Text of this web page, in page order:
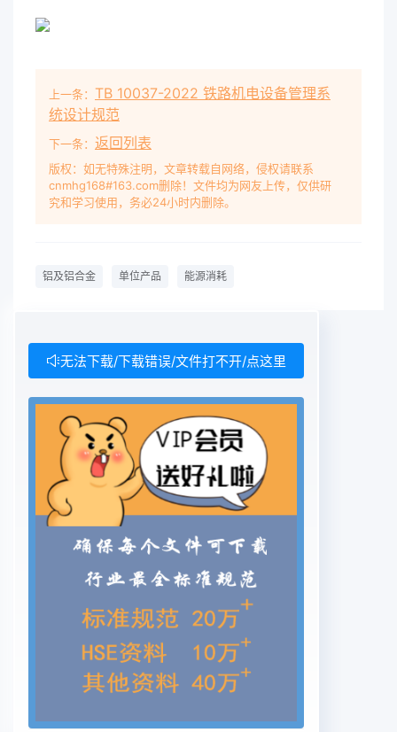
31339-2014 相比除结构调整和编辑性改动外主要技
章); 60增加了产品分类(见第 4 章); c重改了产品分
类及能耗限额等级指标值(见第 5 章GB 21351-2014
的第4 章、GB 253262010 的第 4 章、GB 26756-
2011 的第 4 章和 GB 31339-2014 的第 4 章);删除
了节能管理与措施(见GB 21351-2014 的第 6 章、
GB 25326-2010 的第 6竞dGB 26756-2011 的第 6
适用的产品及产品标准编号(见第 7章GB 21351-
章)。 请注意本文件的某些内容可能涉及专利。本文
件的发布机构不承担识别专利的责任。本文件由 国
家标准化管理委员会提出并归口。本文件所代替文件
的历次版本发布情况为: 2008 年首次发布为 GB
21351-2008.2014 年第一修订:本次为第二次修订修
订时并人了以下内容.GB 25326-2010、GB 26756-
2011、GB 313392014
上一条： TB 10037-2022 铁路机电设备管理系
统设计规范
下一条： 返回列表
版权：如无特殊注明，文章转载自网络，侵权请联系
cnmhg168#163.com删除！文件均为网友上传，仅供研
究和学习使用，务必24小时内删除。
铝及铝合金 单位产品 能源消耗
无法下载/下载错误/文件打不开/点这里